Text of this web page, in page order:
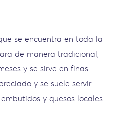
se encuentra en toda la
de manera tradicional,
y se sirve en finas
y se suele servir
y quesos locales.